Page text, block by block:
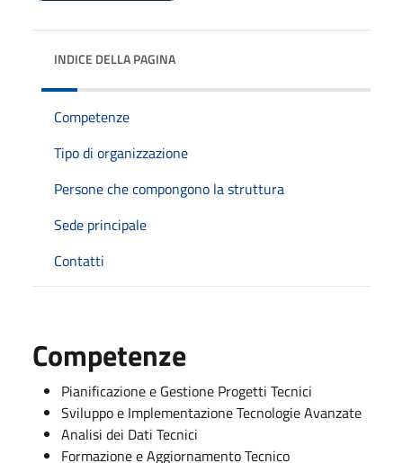
INDICE DELLA PAGINA
Competenze
Tipo di organizzazione
Persone che compongono la struttura
Sede principale
Contatti
Competenze
Pianificazione e Gestione Progetti Tecnici
Sviluppo e Implementazione Tecnologie Avanzate
Analisi dei Dati Tecnici
Formazione e Aggiornamento Tecnico